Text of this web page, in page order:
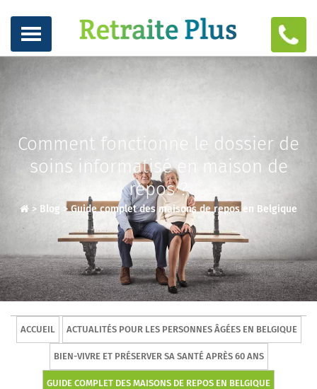
Comment fonctionne le dossier de
soins informatisé en maison de
repos ?
> Blog >Guide complet des maisons de repos en Belgique
ACCUEIL ACTUALITÉS POUR LES PERSONNES ÂGÉES EN BELGIQUE
BIEN-VIVRE ET PRÉSERVER SA SANTÉ APRÈS 60 ANS
GUIDE COMPLET DES MAISONS DE REPOS EN BELGIQUE